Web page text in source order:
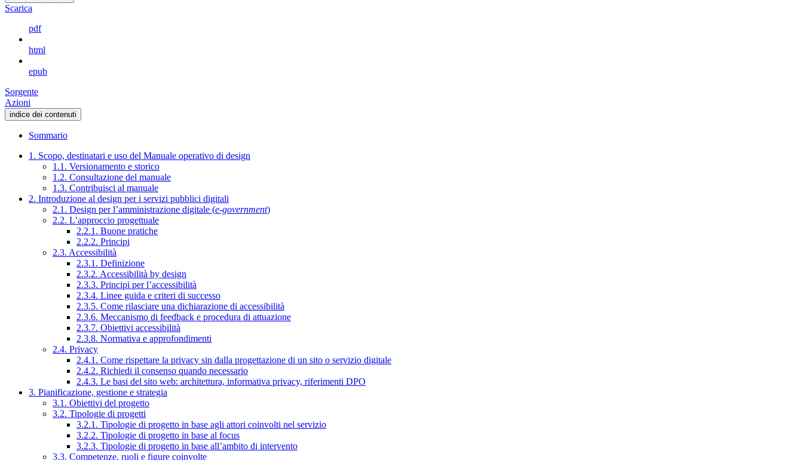
Scarica
pdf
html
epub
Sorgente
Azioni
indice dei contenuti
Sommario
1. Scopo, destinatari e uso del Manuale operativo di design
1.1. Versionamento e storico
1.2. Consultazione del manuale
1.3. Contribuisci al manuale
2. Introduzione al design per i servizi pubblici digitali
2.1. Design per l’amministrazione digitale (e-government)
2.2. L’approccio progettuale
2.2.1. Buone pratiche
2.2.2. Principi
2.3. Accessibilità
2.3.1. Definizione
2.3.2. Accessibilità by design
2.3.3. Principi per l’accessibilità
2.3.4. Linee guida e criteri di successo
2.3.5. Come rilasciare una dichiarazione di accessibilità
2.3.6. Meccanismo di feedback e procedura di attuazione
2.3.7. Obiettivi accessibilità
2.3.8. Normativa e approfondimenti
2.4. Privacy
2.4.1. Come rispettare la privacy sin dalla progettazione di un sito o servizio digitale
2.4.2. Richiedi il consenso quando necessario
2.4.3. Le basi del sito web: architettura, informativa privacy, riferimenti DPO
3. Pianificazione, gestione e strategia
3.1. Obiettivi del progetto
3.2. Tipologie di progetti
3.2.1. Tipologie di progetto in base agli attori coinvolti nel servizio
3.2.2. Tipologie di progetto in base al focus
3.2.3. Tipologie di progetto in base all’ambito di intervento
3.3. Competenze, ruoli e figure coinvolte